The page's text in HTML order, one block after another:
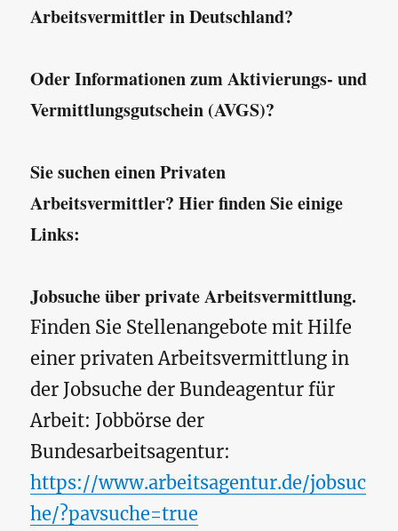
Arbeitsvermittler in Deutschland?
Oder Informationen zum Aktivierungs- und
Vermittlungsgutschein (AVGS)?
Sie suchen einen Privaten
Arbeitsvermittler? Hier finden Sie einige
Links:
Jobsuche über private Arbeitsvermittlung.
Finden Sie Stellenangebote mit Hilfe
einer privaten Arbeitsvermittlung in
der Jobsuche der Bundeagentur für
Arbeit: Jobbörse der
Bundesarbeitsagentur:
https://www.arbeitsagentur.de/jobsuc
he/?pavsuche=true